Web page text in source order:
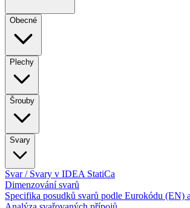
Obecné
Plechy
Šrouby
Svary
Svar / Svary v IDEA StatiCa
Dimenzování svarů
Specifika posudků svarů podle Eurokódu (EN)